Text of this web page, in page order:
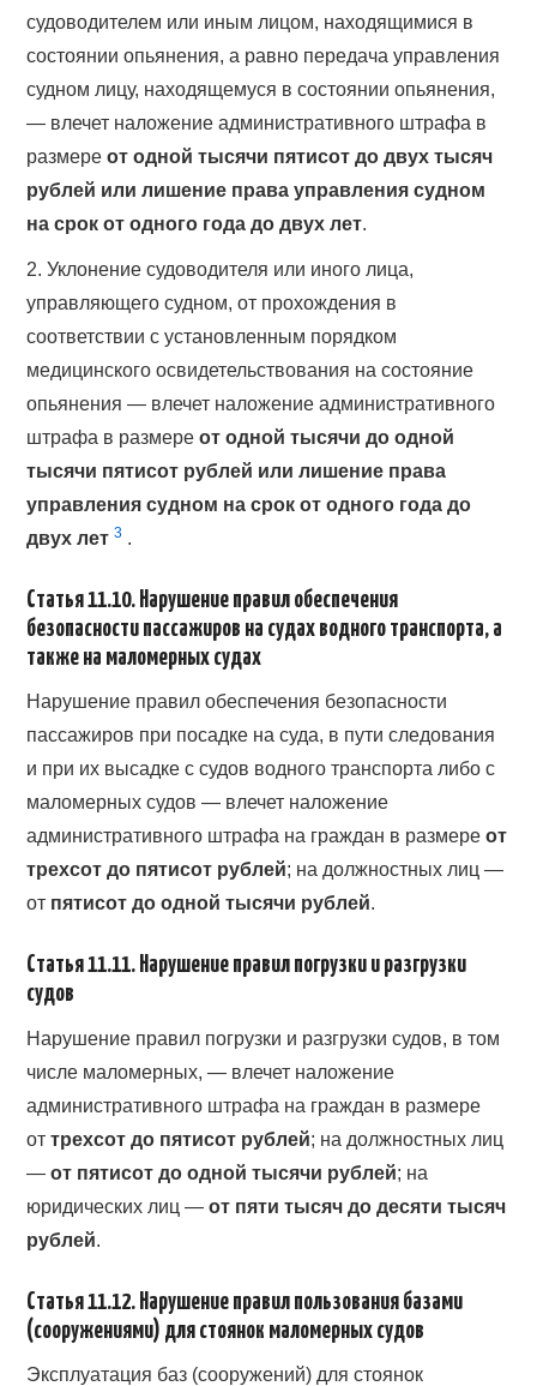
судоводителем или иным лицом, находящимися в
состоянии опьянения, а равно передача управления
судном лицу, находящемуся в состоянии опьянения,
— влечет наложение административного штрафа в
размереот одной тысячи пятисот до двух тысяч
рублей или лишение права управления судном
на срок от одного года до двух лет.
2. Уклонение судоводителя или иного лица,
управляющего судном, от прохождения в
соответствии с установленным порядком
медицинского освидетельствования на состояние
опьянения — влечет наложение административного
штрафа в размереот одной тысячи до одной
тысячи пятисот рублей или лишение права
управления судном на срок от одного года до
двух лет3 .
Статья 11.10. Нарушение правил обеспечения
безопасности пассажиров на судах водного транспорта, а
также на маломерных судах
Нарушение правил обеспечения безопасности
пассажиров при посадке на суда, в пути следования
и при их высадке с судов водного транспорта либо с
маломерных судов — влечет наложение
административного штрафа на граждан в размереот
трехсот до пятисот рублей; на должностных лиц —
от пятисот до одной тысячи рублей.
Статья 11.11. Нарушение правил погрузки и разгрузки
судов
Нарушение правил погрузки и разгрузки судов, в том
числе маломерных, — влечет наложение
административного штрафа на граждан в размере
оттрехсот до пятисот рублей; на должностных лиц
—от пятисот до одной тысячи рублей; на
юридических лиц —от пяти тысяч до десяти тысяч
рублей.
Статья 11.12. Нарушение правил пользования базами
(сооружениями) для стоянок маломерных судов
Эксплуатация баз (сооружений) для стоянок